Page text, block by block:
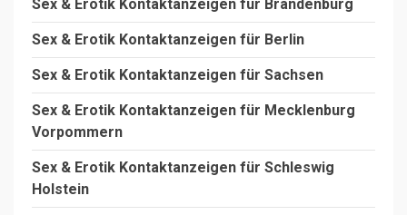
Sex & Erotik Kontaktanzeigen für Brandenburg
Sex & Erotik Kontaktanzeigen für Berlin
Sex & Erotik Kontaktanzeigen für Sachsen
Sex & Erotik Kontaktanzeigen für Mecklenburg
Vorpommern
Sex & Erotik Kontaktanzeigen für Schleswig
Holstein